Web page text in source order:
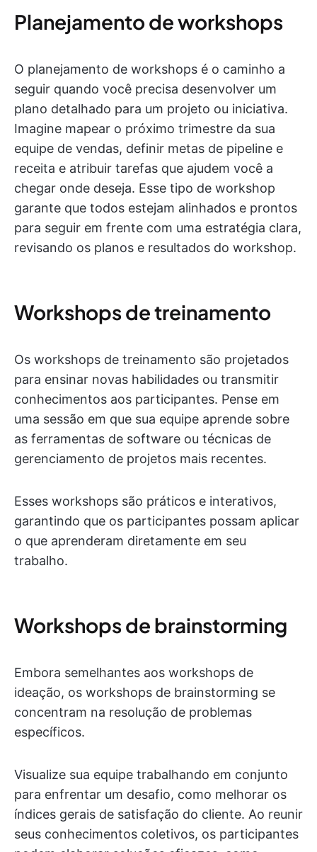
Planejamento de workshops
O planejamento de workshops é o caminho a
seguir quando você precisa desenvolver um
plano detalhado para um projeto ou iniciativa.
Imagine mapear o próximo trimestre da sua
equipe de vendas, definir metas de pipeline e
receita e atribuir tarefas que ajudem você a
chegar onde deseja. Esse tipo de workshop
garante que todos estejam alinhados e prontos
para seguir em frente com uma estratégia clara,
revisando os planos e resultados do workshop.
Workshops de treinamento
Os workshops de treinamento são projetados
para ensinar novas habilidades ou transmitir
conhecimentos aos participantes. Pense em
uma sessão em que sua equipe aprende sobre
as ferramentas de software ou técnicas de
gerenciamento de projetos mais recentes.
Esses workshops são práticos e interativos,
garantindo que os participantes possam aplicar
o que aprenderam diretamente em seu
trabalho.
Workshops de brainstorming
Embora semelhantes aos workshops de
ideação, os workshops de brainstorming se
concentram na resolução de problemas
específicos.
Visualize sua equipe trabalhando em conjunto
para enfrentar um desafio, como melhorar os
índices gerais de satisfação do cliente. Ao reunir
seus conhecimentos coletivos, os participantes